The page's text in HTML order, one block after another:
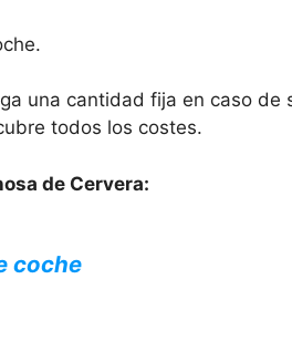
una cantidad fija en caso de
todos los costes.
de Cervera:
coche